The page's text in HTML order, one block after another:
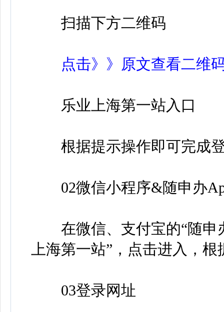
扫描下方二维码
点击》》原文查看二维
乐业上海第一站入口
根据提示操作即可完成
02微信小程序&随申办
在微信、支付宝的“随申
上海第一站”，点击进入，
03登录网址